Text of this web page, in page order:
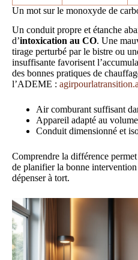
Un mot sur le monoxyde de
Un conduit propre et étanche
d’intoxication au CO. Une
tirage perturbé par le bistre ou
insuffisante favorisent
des bonnes pratiques de
l’ADEME :
Air comburant suffisant
Appareil adapté au
Conduit dimensionné et
Comprendre la différence
de planifier la bonne
dépenser à tort.